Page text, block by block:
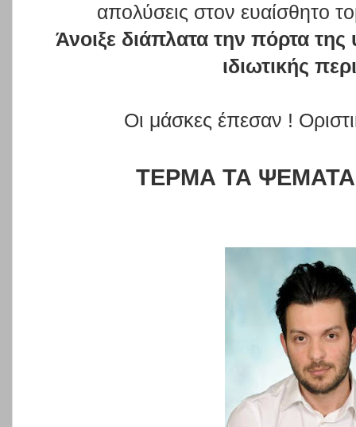
απολύσεις στον ευαίσθητο
Άνοιξε διάπλατα την πόρτα
ιδιωτικής
Οι μάσκες έπεσαν !
ΤΕΡΜΑ ΤΑ ΨΕΜΑΤΑ